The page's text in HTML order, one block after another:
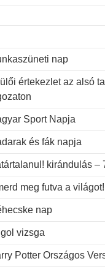
nap
értekezlet az alsó
Sport Napja
és fák napja
kirándulás –
meg futva a világot!
nap
vizsga
Potter Országos